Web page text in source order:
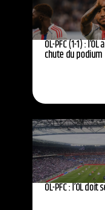
OL-PFC (1-1) :
chute du podium
OL-PFC : l’OL